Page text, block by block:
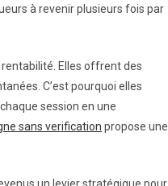
à revenir plusieurs fois par
Elles offrent des
C’est pourquoi elles
session en une
sans verification propose une